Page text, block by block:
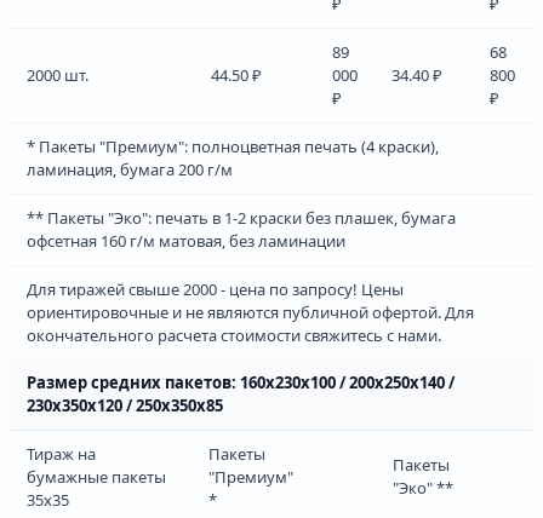
2000 шт. 44.50 ₽
89
000
₽
34.40 ₽
68
800
₽
* Пакеты "Премиум": полноцветная печать (4 краски),
ламинация, бумага 200 г/м
** Пакеты "Эко": печать в 1-2 краски без плашек, бумага
офсетная 160 г/м матовая, без ламинации
Для тиражей свыше 2000 - цена по запросу! Цены
ориентировочные и не являются публичной офертой. Для
окончательного расчета стоимости свяжитесь с нами.
Размер средних пакетов: 160х230х100 / 200х250х140 /
230х350х120 / 250х350х85
Тираж на
бумажные пакеты
35х35
Пакеты
"Премиум"
*
Пакеты
"Эко" **